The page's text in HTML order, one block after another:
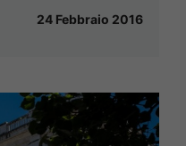
24 Febbraio 2016